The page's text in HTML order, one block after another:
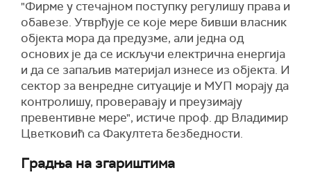
"Фирме у стечајном поступку регулишу права и
обавезе. Утврђује се које мере бивши власник
објекта мора да предузме, али једна од
основих је да се искључи електрична енергија
и да се запаљив материјал изнесе из објекта. И
сектор за венредне ситуације и МУП морају да
контролишу, проверавају и преузимају
превентивне мере", истиче проф. др Владимир
Цветковић са Факултета безбедности.
Градња на згариштима